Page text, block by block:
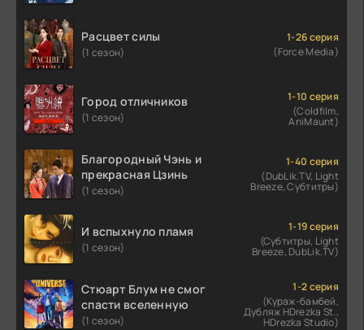
Расцвет силы
(1 сезон)
1-26 серия
(Force Media)
Город отличников
(1 сезон)
1-10 серия
(Coldfilm,
AniMaunt)
Благородный Чэнь и
прекрасная Цзинь
(1 сезон)
1-40 серия
(DubLik.TV, Light
Breeze, Субтитры)
И вспыхнуло пламя
(1 сезон)
1-19 серия
(Субтитры, Light
Breeze, DubLik.TV)
Стюарт Блум не смог
спасти вселенную
(1 сезон)
1-2 серия
(Кураж-бамбей,
Дубляж HDrezka St.,
HDrezka Studio)